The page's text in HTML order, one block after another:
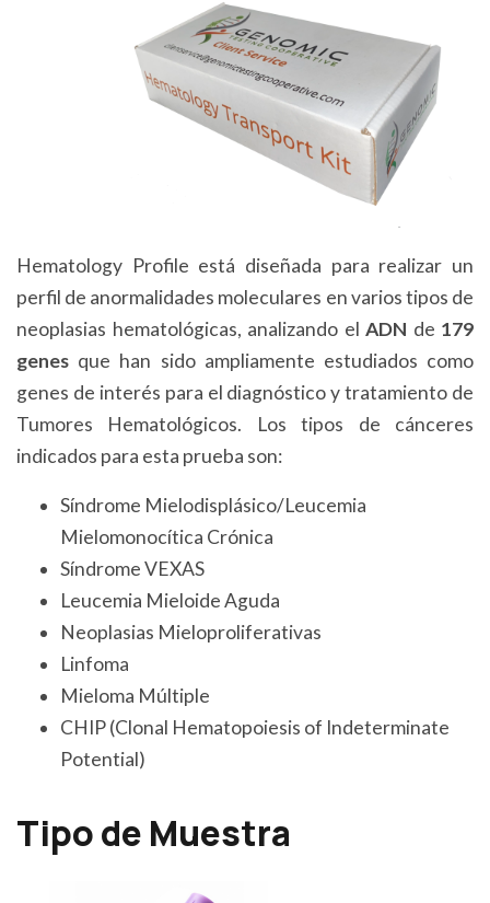
Hematology Profile está diseñada para realizar un
perfil de anormalidades moleculares en varios tipos de
neoplasias hematológicas, analizando el ADN de 179
genes que han sido ampliamente estudiados como
genes de interés para el diagnóstico y tratamiento de
Tumores Hematológicos. Los tipos de cánceres
indicados para esta prueba son:
Síndrome Mielodisplásico/Leucemia
Mielomonocítica Crónica
Síndrome VEXAS
Leucemia Mieloide Aguda
Neoplasias Mieloproliferativas
Linfoma
Mieloma Múltiple
CHIP (Clonal Hematopoiesis of Indeterminate
Potential)
Tipo de Muestra